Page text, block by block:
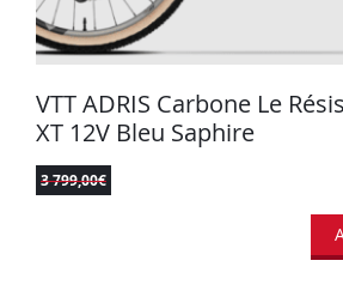
VTT ADRIS Carbone Le
XT 12V Bleu Saphire
3 799,00€